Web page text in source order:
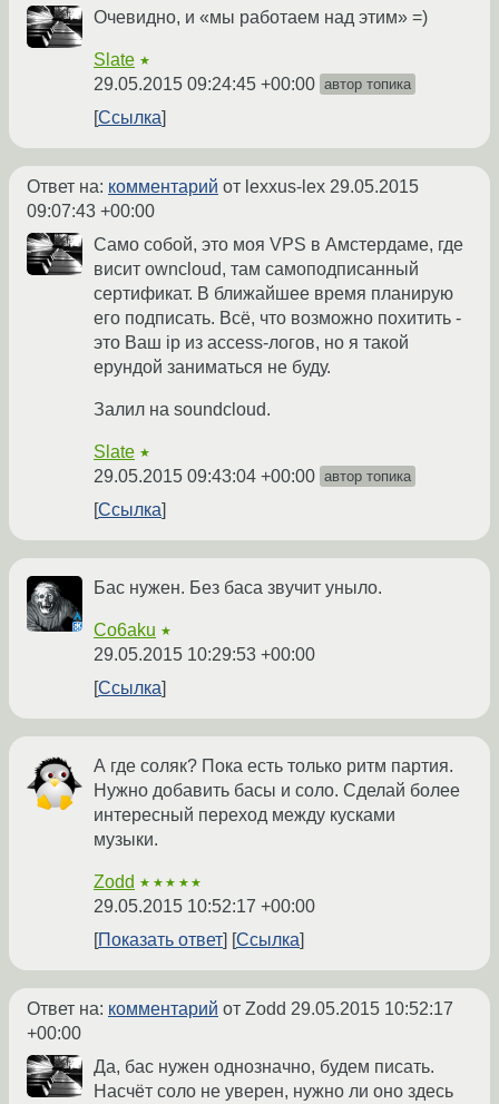
Очевидно, и «мы работаем над этим» =)
Slate ★
29.05.2015 09:24:45 +00:00 автор топика
Ссылка
Ответ на: комментарий от lexxus-lex 29.05.2015
09:07:43 +00:00
Само собой, это моя VPS в Амстердаме, где
висит owncloud, там самоподписанный
сертификат. В ближайшее время планирую
его подписать. Всё, что возможно похитить -
это Ваш ip из access-логов, но я такой
ерундой заниматься не буду.
Залил на soundcloud.
Slate ★
29.05.2015 09:43:04 +00:00 автор топика
Ссылка
Бас нужен. Без баса звучит уныло.
Co6aku ★
29.05.2015 10:29:53 +00:00
Ссылка
А где соляк? Пока есть только ритм партия.
Нужно добавить басы и соло. Сделай более
интересный переход между кусками
музыки.
Zodd ★★★★★
29.05.2015 10:52:17 +00:00
Показать ответ
Ссылка
Ответ на: комментарий от Zodd 29.05.2015 10:52:17
+00:00
Да, бас нужен однозначно, будем писать.
Насчёт соло не уверен, нужно ли оно здесь